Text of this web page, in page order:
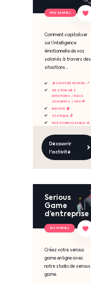
Comment capitaliser
sur l’intelligence
émotionnelle de vos
salariés à travers des
situations...
JEU EN PRÉSENTIEL 📍
GESTION DES
ÉMOTIONS / BIAIS
COGNITIFS / CNV 💚
INDOOR 🏠
STATIQUE 🪑
PERSONNALISABLE 🎨
Découvrir
l'activité
PRESENTIEL
Serious
Game
d’entreprise
Créez votre serious
game en ligne avec
notre studio de serious
game.
DISTANCIEL